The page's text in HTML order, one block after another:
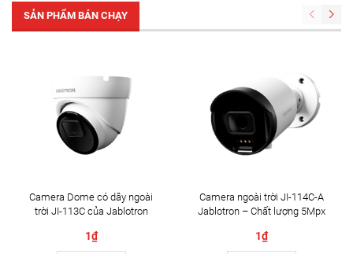
SẢN PHẨM BÁN CHẠY
Camera Dome có dây ngoài
trời JI-113C của Jablotron
1₫
Camera ngoài trời JI-114C-A
Jablotron – Chất lượng 5Mpx
1₫